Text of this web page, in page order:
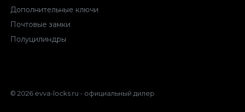
Дополнительные ключи
Почтовые замки
Полуцилиндры
© 2026 evva-locks.ru - официальный дилер